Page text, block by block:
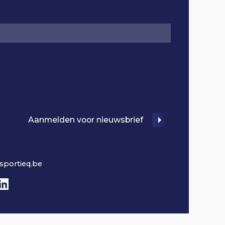
Aanmelden voor nieuwsbrief